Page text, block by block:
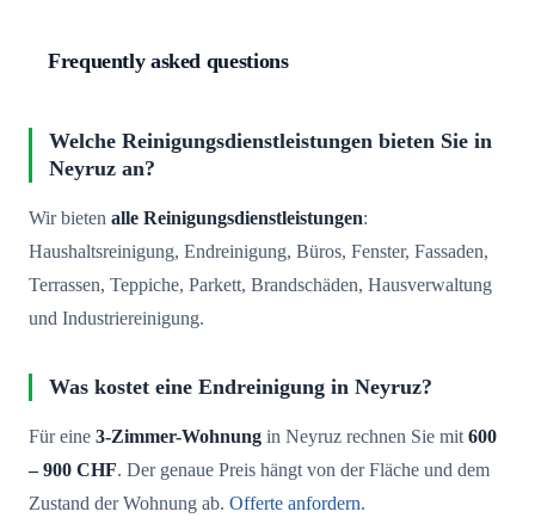
Frequently asked questions
Welche Reinigungsdienstleistungen bieten Sie in
Neyruz an?
Wir bieten alle Reinigungsdienstleistungen:
Haushaltsreinigung, Endreinigung, Büros, Fenster, Fassaden,
Terrassen, Teppiche, Parkett, Brandschäden, Hausverwaltung
und Industriereinigung.
Was kostet eine Endreinigung in Neyruz?
Für eine 3-Zimmer-Wohnung in Neyruz rechnen Sie mit600
– 900 CHF. Der genaue Preis hängt von der Fläche und dem
Zustand der Wohnung ab. Offerte anfordern.